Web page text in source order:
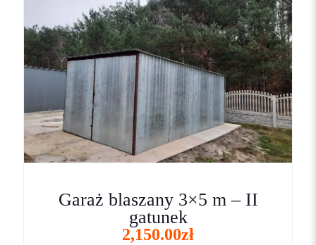
Garaż blaszany 3×5 m – II
gatunek
2,150.00zł